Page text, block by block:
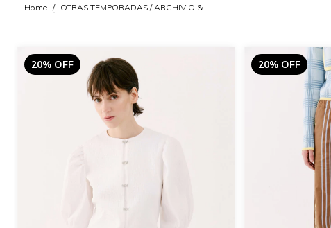
Home / OTRAS TEMPORADAS / ARCHIVIO &
20% OFF 20% OFF